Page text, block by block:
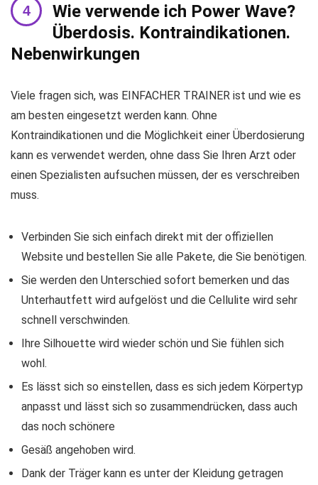
Wie verwende ich Power Wave?
Überdosis. Kontraindikationen.
Nebenwirkungen
Viele fragen sich, was EINFACHER TRAINER ist und wie es
am besten eingesetzt werden kann. Ohne
Kontraindikationen und die Möglichkeit einer Überdosierung
kann es verwendet werden, ohne dass Sie Ihren Arzt oder
einen Spezialisten aufsuchen müssen, der es verschreiben
muss.
Verbinden Sie sich einfach direkt mit der offiziellen
Website und bestellen Sie alle Pakete, die Sie benötigen.
Sie werden den Unterschied sofort bemerken und das
Unterhautfett wird aufgelöst und die Cellulite wird sehr
schnell verschwinden.
Ihre Silhouette wird wieder schön und Sie fühlen sich
wohl.
Es lässt sich so einstellen, dass es sich jedem Körpertyp
anpasst und lässt sich so zusammendrücken, dass auch
das noch schönere
Gesäß angehoben wird.
Dank der Träger kann es unter der Kleidung getragen